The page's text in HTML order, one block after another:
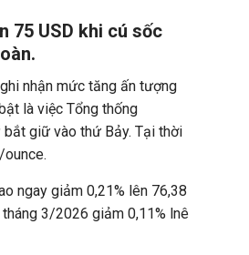
75 USD khi cú sốc
nhận mức tăng ấn tượng
là việc Tổng thống
giữ vào thứ Bảy. Tại thời
ngay giảm 0,21% lên 76,38
3/2026 giảm 0,11% lnê